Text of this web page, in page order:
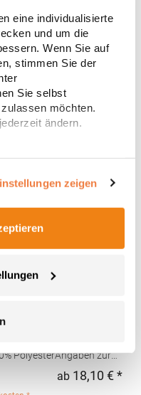
eine individualisierte
und um die
Wenn Sie auf
stimmen Sie der
Sie selbst
möchten.
ändern.
zeigen
Neutrales
Personalisierung
Weicher,
Narcisova 1 821 01
ab16,05 € *
*
PolyesterAngaben zur
Niederlande E-Mail:
ab 18,10 € *